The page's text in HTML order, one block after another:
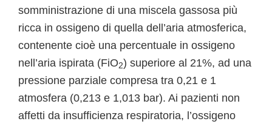
somministrazione di una miscela gassosa più
ricca in ossigeno di quella dell’aria atmosferica,
contenente cioè una percentuale in ossigeno
nell’aria ispirata (FiO2) superiore al 21%, ad una
pressione parziale compresa tra 0,21 e 1
atmosfera (0,213 e 1,013 bar). Ai pazienti non
affetti da insufficienza respiratoria, l’ossigeno